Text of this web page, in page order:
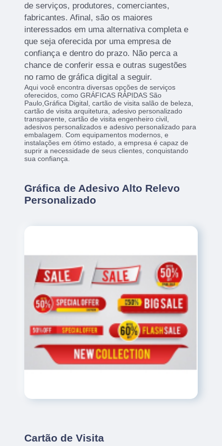
de serviços, produtores, comerciantes,
fabricantes. Afinal, são os maiores
interessados em uma alternativa completa e
que seja oferecida por uma empresa de
confiança e dentro do prazo. Não perca a
chance de conferir essa e outras sugestões
no ramo de gráfica digital a seguir.
Aqui você encontra diversas opções de serviços
oferecidos, como GRÁFICAS RÁPIDAS São
Paulo,Gráfica Digital, cartão de visita salão de beleza,
cartão de visita arquitetura, adesivo personalizado
transparente, cartão de visita engenheiro civil,
adesivos personalizados e adesivo personalizado para
embalagem. Com equipamentos modernos, e
instalações em ótimo estado, a empresa é capaz de
suprir a necessidade de seus clientes, conquistando
sua confiança.
Gráfica de Adesivo Alto Relevo
Personalizado
Cartão de Visita